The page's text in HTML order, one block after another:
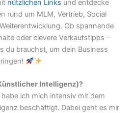
nützlichen Links und entdecke
rund um MLM, Vertrieb, Social
Ob spannende
oder clevere Verkaufstipps –
du brauchst, um dein Business
Intelligenz)?
ich mich intensiv mit dem
beschäftigt. Dabei geht es mir